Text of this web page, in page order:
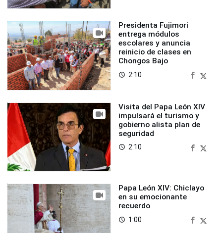
Presidenta Fujimori
entrega módulos
escolares y anuncia
reinicio de clases en
Chongos Bajo
access_time 2:10
Visita del Papa León XIV
impulsará el turismo y
gobierno alista plan de
seguridad
access_time 2:10
Papa León XIV: Chiclayo
en su emocionante
recuerdo
access_time 1:00